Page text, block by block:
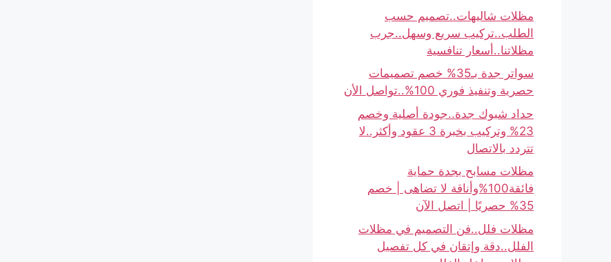
مظلات شاليهات..تصميم حسب
الطلب..تركيب سريع وسهل..جرب
مظلاتنا..أسعار تنافسية
سواتر جدة بـ35% خصم تصميمات
حصرية وتنفيذ فوري 100%..تواصل الأن
حداد شبوك جدة..جودة أصلية وخصم
23% وتركيب بخبرة 3 عقود وأكثر..لا
تتردد بالاتصال
مظلات مسابح بجدة حماية
فائقة100%وأناقة لا تضاهى | خصم
35% حصريًا | اتصل الآن
مظلات فلل..فن التصميم في مظلات
الفلل..دقة وإتقان في كل تفصيل